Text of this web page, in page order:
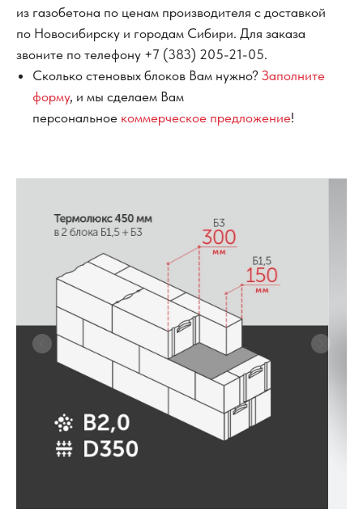
из газобетона по ценам производителя с доставкой
по Новосибирску и городам Сибири. Для заказа
звоните по телефону +7 (383) 205-21-05.
Сколько стеновых блоков Вам нужно? Заполните
форму, и мы сделаем Вам
персональное коммерческое предложение!